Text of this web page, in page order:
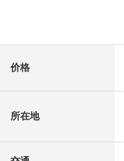
价格
所在地